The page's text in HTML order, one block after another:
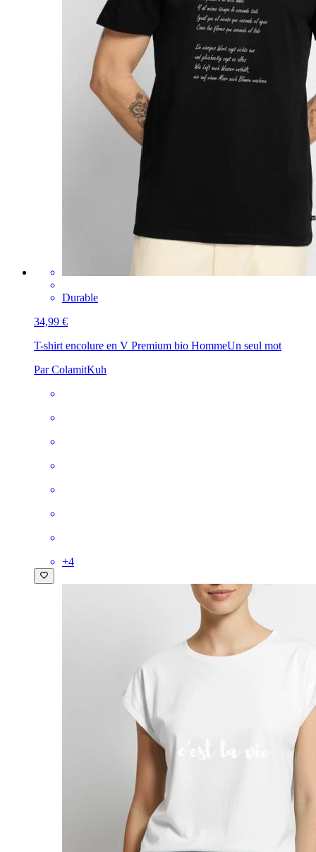
Durable
34,99 €
T-shirt encolure en V Premium bio HommeUn seul mot
Par ColamitKuh
+4